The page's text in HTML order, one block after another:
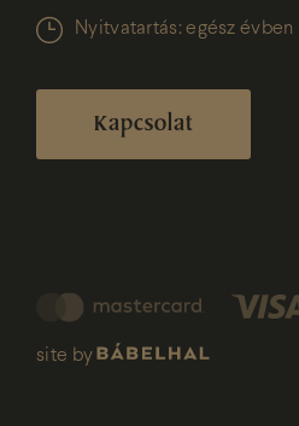
Nyitvatartás: egész évben
Kapcsolat
site by